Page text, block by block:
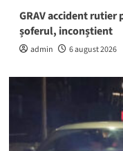
GRAV accident rutier
șoferul, inconștient
admin 6 august 2026